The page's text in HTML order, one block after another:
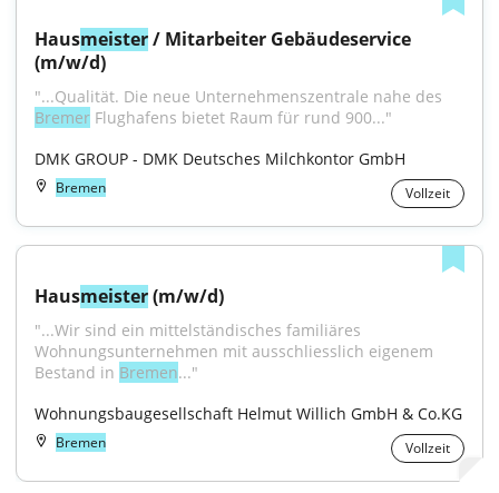
Hausmeister / Mitarbeiter Gebäudeservice
(m/w/d)
Bremer Flughafens bietet Raum für rund 900..."
DMK GROUP - DMK Deutsches Milchkontor GmbH
Bremen Vollzeit
Hausmeister (m/w/d)
"...Wir sind ein mittelständisches familiäres
Wohnungsunternehmen mit ausschliesslich eigenem
Bestand in Bremen..."
Wohnungsbaugesellschaft Helmut Willich GmbH & Co.KG
Bremen Vollzeit